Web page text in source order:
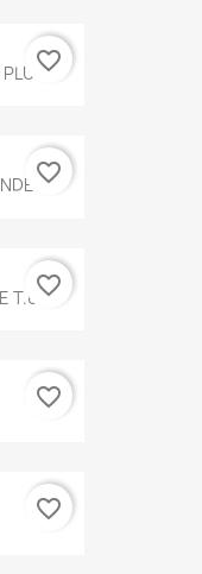
favorite_border
favorite_border
T.634
favorite_border
favorite_border
favorite_border